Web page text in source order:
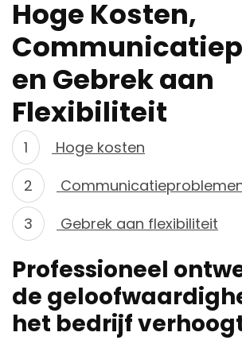
Hoge Kosten,
en Gebrek aan
Flexibiliteit
Hoge kosten
Gebrek aan flexibiliteit
Professioneel
de
het bedrijf